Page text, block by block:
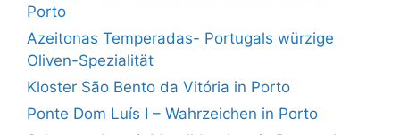
Porto
Azeitonas Temperadas- Portugals würzige
Oliven-Spezialität
Kloster São Bento da Vitória in Porto
Ponte Dom Luís I – Wahrzeichen in Porto